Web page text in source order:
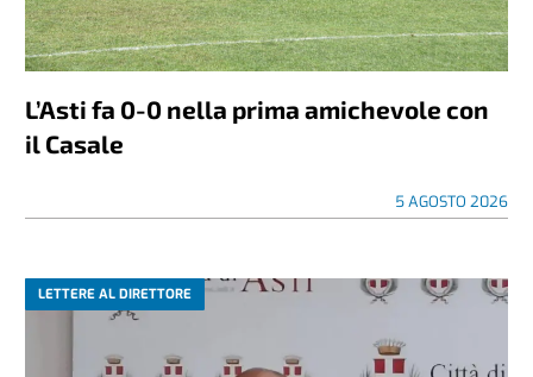
L’Asti fa 0-0 nella prima amichevole con
il Casale
5 AGOSTO 2026
LETTERE AL DIRETTORE